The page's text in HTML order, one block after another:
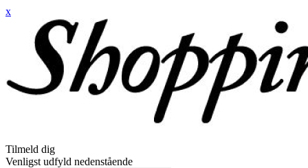
x
Tilmeld dig
Venligst udfyld nedenstående